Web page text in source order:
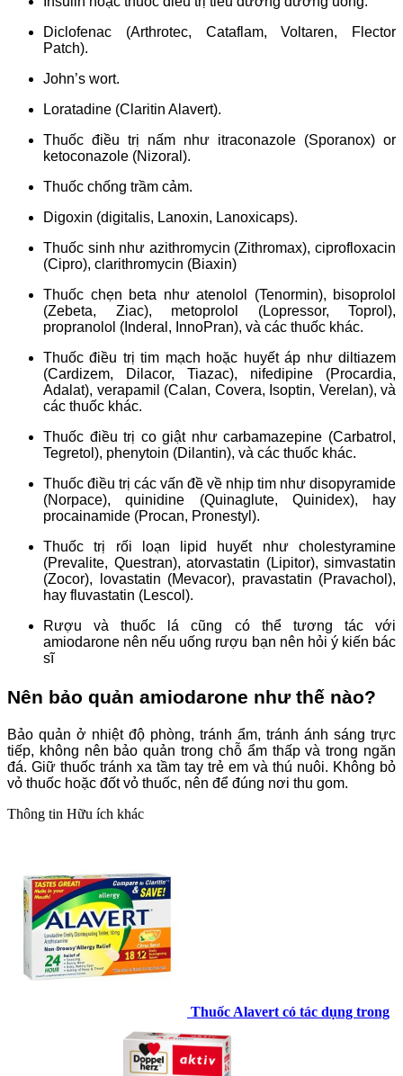
Diclofenac (Arthrotec, Cataflam, Voltaren, Flector
Patch).
John’s wort.
Loratadine (Claritin Alavert).
Thuốc điều trị nấm như itraconazole (Sporanox) or
ketoconazole (Nizoral).
Thuốc chống trầm cảm.
Digoxin (digitalis, Lanoxin, Lanoxicaps).
Thuốc sinh như azithromycin (Zithromax), ciprofloxacin
(Cipro), clarithromycin (Biaxin)
Thuốc chẹn beta như atenolol (Tenormin), bisoprolol
(Zebeta, Ziac), metoprolol (Lopressor, Toprol),
propranolol (Inderal, InnoPran), và các thuốc khác.
Thuốc điều trị tim mạch hoặc huyết áp như diltiazem
(Cardizem, Dilacor, Tiazac), nifedipine (Procardia,
Adalat), verapamil (Calan, Covera, Isoptin, Verelan), và
các thuốc khác.
Thuốc điều trị co giật như carbamazepine (Carbatrol,
Tegretol), phenytoin (Dilantin), và các thuốc khác.
Thuốc điều trị các vấn đề về nhịp tim như disopyramide
(Norpace), quinidine (Quinaglute, Quinidex), hay
procainamide (Procan, Pronestyl).
Thuốc trị rối loạn lipid huyết như cholestyramine
(Prevalite, Questran), atorvastatin (Lipitor), simvastatin
(Zocor), lovastatin (Mevacor), pravastatin (Pravachol),
hay fluvastatin (Lescol).
Rượu và thuốc lá cũng có thể tương tác với
amiodarone nên nếu uống rượu bạn nên hỏi ý kiến bác
sĩ
Nên bảo quản amiodarone như thế nào?
Bảo quản ở nhiệt độ phòng, tránh ẩm, tránh ánh sáng trực
tiếp, không nên bảo quản trong chỗ ẩm thấp và trong ngăn
đá. Giữ thuốc tránh xa tầm tay trẻ em và thú nuôi. Không bỏ
vỏ thuốc hoặc đốt vỏ thuốc, nên để đúng nơi thu gom.
Thông tin Hữu ích khác
Thuốc Alavert có tác dụng trong